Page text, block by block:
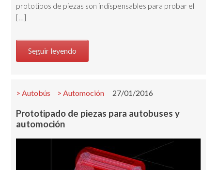
prototipos de piezas son indispensables para probar el
[…]
Seguir leyendo
Autobús Automoción 27/01/2016
Prototipado de piezas para autobuses y
automoción